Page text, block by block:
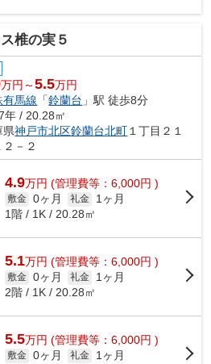
椎の実５
万円～5.5万円
有馬線 「鈴蘭台 」駅 徒歩8分
年 / 20.28㎡
県神戸市北区鈴蘭台北町 １丁目２１
２－２
4.9万円 (管理費等：6,000円 )
敷金 0ヶ月 礼金
1ヶ月
1階 / 1K / 20.28㎡
5.1万円 (管理費等：6,000円 )
敷金 0ヶ月 礼金
1ヶ月
2階 / 1K / 20.28㎡
5.5万円 (管理費等：6,000円 )
敷金 0ヶ月 礼金
1ヶ月